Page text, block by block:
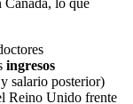
lo que
ingresos
salario posterior)
Reino Unido frente